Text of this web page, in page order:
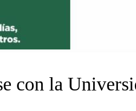
con la